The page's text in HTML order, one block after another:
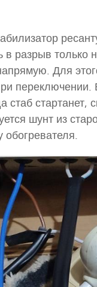
в разрыв только
Для
переключении.
стаб стартанет,
шунт из
обогревателя.